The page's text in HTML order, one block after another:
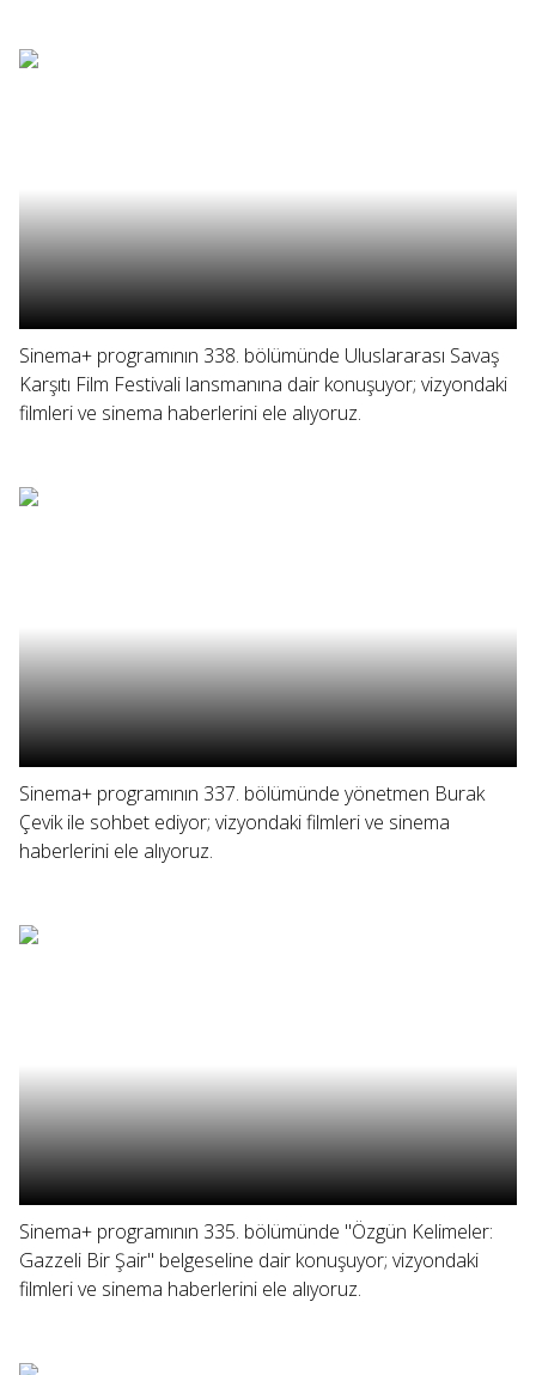
Sinema+ programının 338. bölümünde Uluslararası Savaş
Karşıtı Film Festivali lansmanına dair konuşuyor; vizyondaki
filmleri ve sinema haberlerini ele alıyoruz.
Sinema+ programının 337. bölümünde yönetmen Burak
Çevik ile sohbet ediyor; vizyondaki filmleri ve sinema
haberlerini ele alıyoruz.
Sinema+ programının 335. bölümünde "Özgün Kelimeler:
Gazzeli Bir Şair" belgeseline dair konuşuyor; vizyondaki
filmleri ve sinema haberlerini ele alıyoruz.